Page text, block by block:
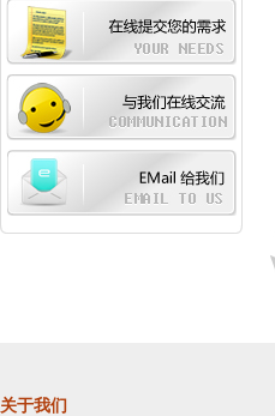
关于我们